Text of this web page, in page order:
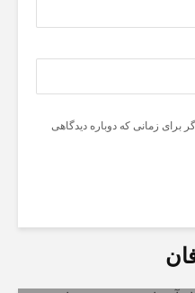
برای زمانی که دوباره دیدگاهی